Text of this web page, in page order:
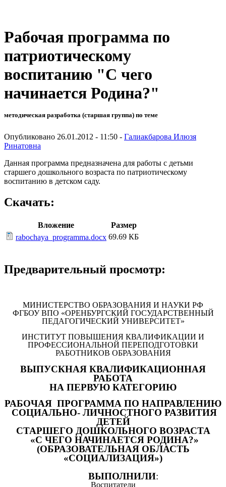
Рабочая программа по
патриотическому
воспитанию "С чего
начинается Родина?"
методическая разработка (старшая группа) по теме
Опубликовано 26.01.2012 - 11:50 - Галиакбарова Илюзя
Ринатовна
Данная программа предназначена для работы с детьми
старшего дошкольного возраста по патриотическому
воспитанию в детском саду.
Скачать:
Вложение
Размер
rabochaya_programma.docx 69.69 КБ
Предварительный просмотр:
МИНИСТЕРСТВО ОБРАЗОВАНИЯ И НАУКИ РФ
ФГБОУ ВПО «ОРЕНБУРГСКИЙ ГОСУДАРСТВЕННЫЙ
ПЕДАГОГИЧЕСКИЙ УНИВЕРСИТЕТ»
ИНСТИТУТ ПОВЫШЕНИЯ КВАЛИФИКАЦИИ И
ПРОФЕССИОНАЛЬНОЙ ПЕРЕПОДГОТОВКИ
РАБОТНИКОВ ОБРАЗОВАНИЯ
ВЫПУСКНАЯ КВАЛИФИКАЦИОННАЯ
РАБОТА
НА ПЕРВУЮ КАТЕГОРИЮ
РАБОЧАЯ ПРОГРАММА ПО НАПРАВЛЕНИЮ
СОЦИАЛЬНО- ЛИЧНОСТНОГО РАЗВИТИЯ
ДЕТЕЙ
СТАРШЕГО ДОШКОЛЬНОГО ВОЗРАСТА
«С ЧЕГО НАЧИНАЕТСЯ РОДИНА?»
(ОБРАЗОВАТЕЛЬНАЯ ОБЛАСТЬ
«СОЦИАЛИЗАЦИЯ»)
ВЫПОЛНИЛИ:
Воспитатели